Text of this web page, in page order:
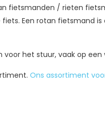
fietsmanden / rieten
Een rotan fietsmand is
het stuur, vaak op een
Ons assortiment